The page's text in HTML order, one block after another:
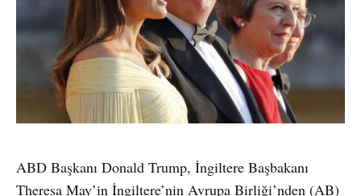
ABD Başkanı Donald Trump, İngiltere Başbakanı
Theresa May’in İngiltere’nin Avrupa Birliği’nden (AB)